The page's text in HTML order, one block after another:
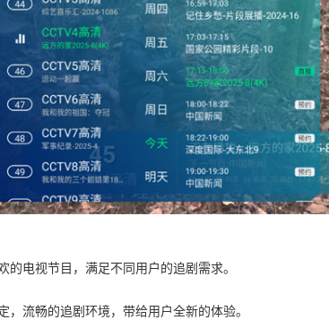
的电视节目，满足不同用户的追剧需求。
，流畅的追剧环境，带给用户全新的体验。